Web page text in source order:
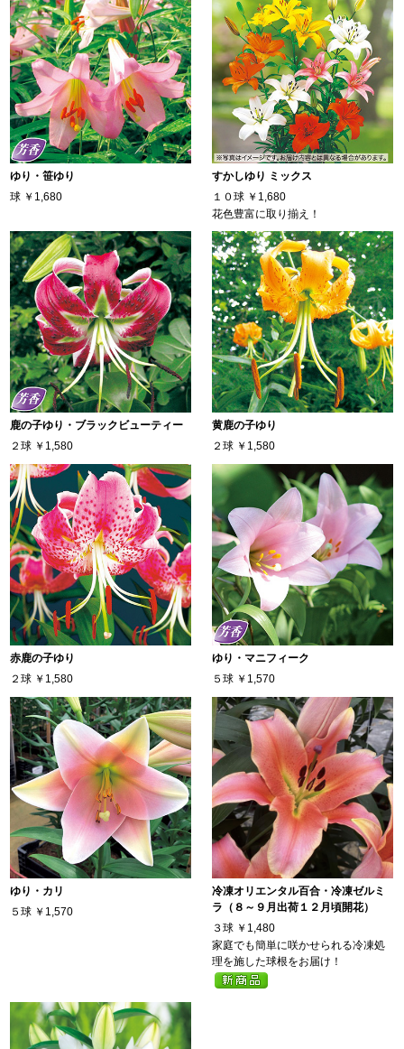
ゆり・笹ゆり
球 ￥1,680
すかしゆり ミックス
１０球 ￥1,680
花色豊富に取り揃え！
鹿の子ゆり・ブラックビューティー
２球 ￥1,580
黄鹿の子ゆり
２球 ￥1,580
赤鹿の子ゆり
２球 ￥1,580
ゆり・マニフィーク
５球 ￥1,570
ゆり・カリ
５球 ￥1,570
冷凍オリエンタル百合・冷凍ゼルミ
ラ（８～９月出荷１２月頃開花）
３球 ￥1,480
家庭でも簡単に咲かせられる冷凍処
理を施した球根をお届け！